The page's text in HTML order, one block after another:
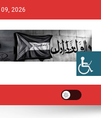
2026